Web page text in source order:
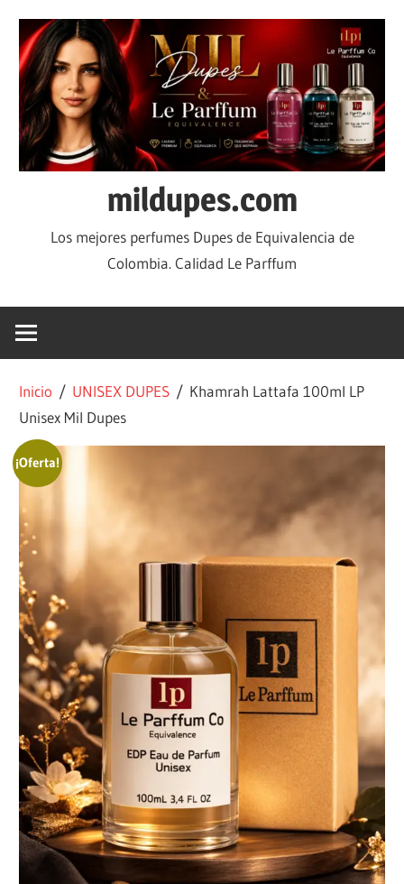
mildupes.com
Los mejores perfumes Dupes de Equivalencia de
Colombia. Calidad Le Parffum
Inicio / UNISEX DUPES / Khamrah Lattafa 100ml LP
Unisex Mil Dupes
¡Oferta!